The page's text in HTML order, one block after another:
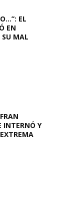
EL
EN
SU MAL
INTERNÓ Y